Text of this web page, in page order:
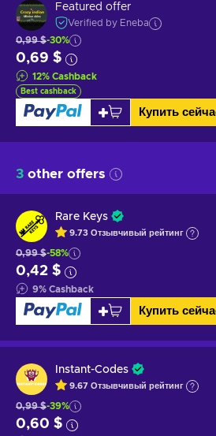
Featured offer
Verified by Eneba
0,99 $-30%
0,69 $
12% Cashback
Best cashback
Купить
3 other offers
Rare Keys
9.73 Отзывчивый рейтинг
0,99 $-58%
0,42 $
9% Cashback
Купить
Instant-Codes
9.67 Отзывчивый рейтинг
0,99 $-39%
0,60 $